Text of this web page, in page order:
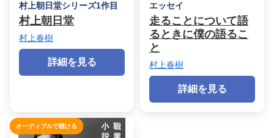
村上朝日堂シリーズ1作目
村上朝日堂
村上春樹
詳細を見る
エッセイ
走ることについて語
るときに僕の語るこ
と
村上春樹
詳細を見る
オーディブルで聴ける